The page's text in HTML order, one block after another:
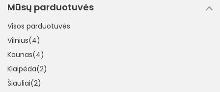
Mūsų parduotuvės
Visos parduotuvės
Vilnius(4)
Kaunas(4)
Klaipėda(2)
Šiauliai(2)